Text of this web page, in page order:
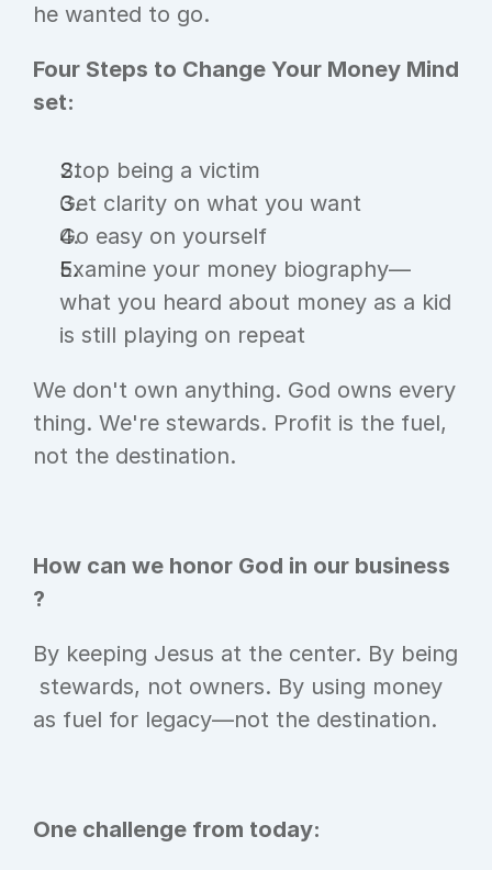
he wanted to go.
Four Steps to Change Your Money Mind
set:
Stop being a victim
Get clarity on what you want
Go easy on yourself
Examine your money biography—
what you heard about money as a kid
is still playing on repeat
We don't own anything. God owns every
thing. We're stewards. Profit is the fuel,
not the destination.
How can we honor God in our business
?
By keeping Jesus at the center. By being
stewards, not owners. By using money
as fuel for legacy—not the destination.
One challenge from today: